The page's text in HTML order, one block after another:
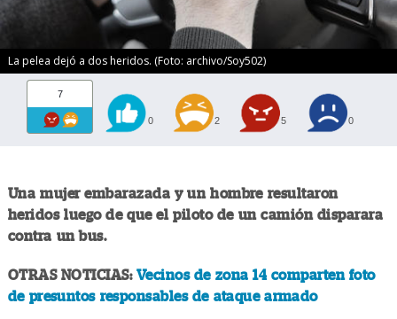
La pelea dejó a dos heridos. (Foto: archivo/Soy502)
7
0 2 5 0
Una mujer embarazada y un hombre resultaron
heridos luego de que el piloto de un camión disparara
contra un bus.
OTRAS NOTICIAS: Vecinos de zona 14 comparten foto
de presuntos responsables de ataque armado